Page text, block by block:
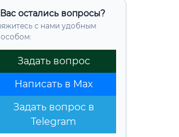
остались вопросы?
с нами удобным
Задать вопрос
Написать в Max
Задать вопрос в
Telegram